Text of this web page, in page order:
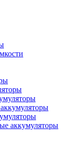
аккумуляторы